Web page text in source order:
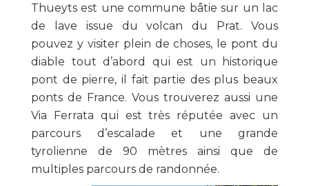
Thueyts est une commune bâtie sur un lac
de lave issue du volcan du Prat. Vous
pouvez y visiter plein de choses, le pont du
diable tout d’abord qui est un historique
pont de pierre, il fait partie des plus beaux
ponts de France. Vous trouverez aussi une
Via Ferrata qui est très réputée avec un
parcours d’escalade et une grande
tyrolienne de 90 mètres ainsi que de
multiples parcours de randonnée.